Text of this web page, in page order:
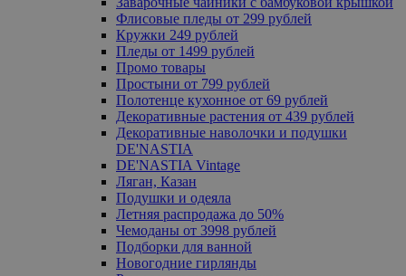
Флисовые пледы от 299 рублей
Кружки 249 рублей
Пледы от 1499 рублей
Промо товары
Простыни от 799 рублей
Полотенце кухонное от 69 рублей
Декоративные растения от 439 рублей
Декоративные наволочки и подушки
DE'NASTIA
DE'NASTIA Vintage
Ляган, Казан
Подушки и одеяла
Летняя распродажа до 50%
Чемоданы от 3998 рублей
Подборки для ванной
Новогодние гирлянды